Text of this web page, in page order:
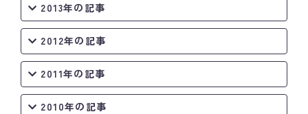
2013年の記事
2012年の記事
2011年の記事
2010年の記事